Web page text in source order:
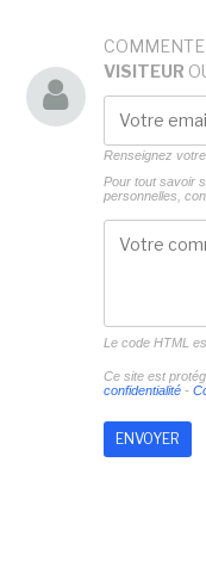
VISITEUR
Renseignez
Pour tout savoir
personnelles,
Le code HTML
Ce site est
confidentialité-